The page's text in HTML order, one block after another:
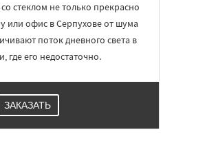
стеклом не только прекрасно
или офис в Серпухове от шума
поток дневного света в
где его недостаточно.
ЗАКАЗАТЬ